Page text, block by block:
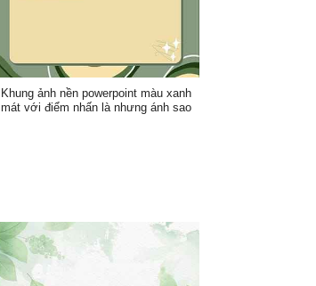
Khung ảnh nền powerpoint màu xanh
mát với điểm nhấn là nhưng ánh sao